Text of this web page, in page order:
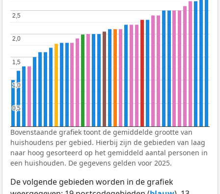
0,5
0,5
1,0
1,0
1,5
1,5
2,0
2,0
2,5
2,5
Bovenstaande grafiek toont de gemiddelde grootte van
huishoudens per gebied. Hierbij zijn de gebieden van laag
naar hoog gesorteerd op het gemiddeld aantal personen in
een huishouden. De gegevens gelden voor 2025.
De volgende gebieden worden in de grafiek